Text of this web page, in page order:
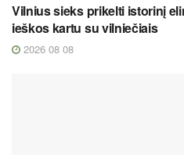
Vilnius sieks prikelti istorinį
ieškos kartu su vilniečiais
2026 08 08